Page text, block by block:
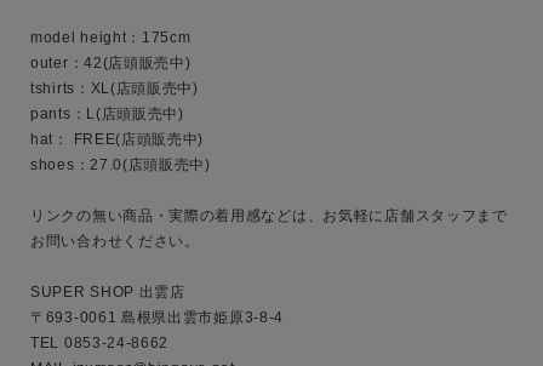
MENS
カテゴリ
model height：175cm
outer：42(店頭販売中)
tshirts：XL(店頭販売中)
pants：L(店頭販売中)
hat： FREE(店頭販売中)
shoes：27.0(店頭販売中)
リンクの無い商品・実際の着用感などは、お気軽に店舗スタッフまで
お問い合わせください。
SUPER SHOP 出雲店
〒693‐0061 島根県出雲市姫原3-8-4
TEL 0853-24-8662